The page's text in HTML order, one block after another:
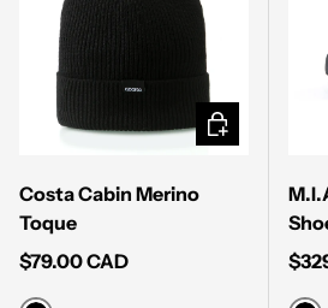
Costa Cabin Merino
Toque
$79.00 CAD
CHOISIR LES